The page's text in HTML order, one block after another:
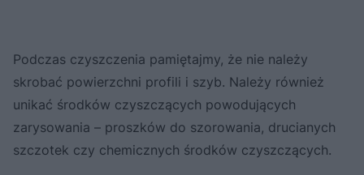
Podczas czyszczenia pamiętajmy, że nie należy
skrobać powierzchni profili i szyb. Należy również
unikać środków czyszczących powodujących
zarysowania – proszków do szorowania, drucianych
szczotek czy chemicznych środków czyszczących.